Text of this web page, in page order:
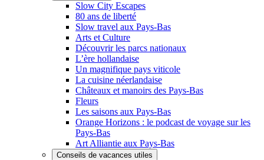
Slow City Escapes
80 ans de liberté
Slow travel aux Pays-Bas
Arts et Culture
Découvrir les parcs nationaux
L’ère hollandaise
Un magnifique pays viticole
La cuisine néerlandaise
Châteaux et manoirs des Pays-Bas
Fleurs
Les saisons aux Pays-Bas
Orange Horizons : le podcast de voyage sur les
Pays-Bas
Art Alliantie aux Pays-Bas
Conseils de vacances utiles